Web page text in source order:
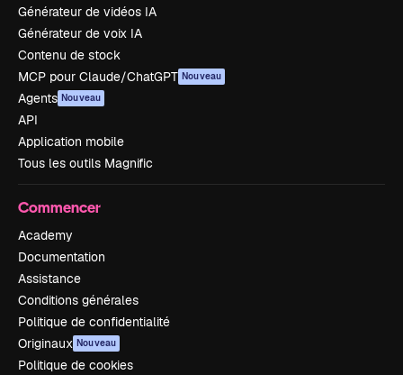
Générateur de vidéos IA
Générateur de voix IA
Contenu de stock
MCP pour Claude/ChatGPT Nouveau
Agents Nouveau
API
Application mobile
Tous les outils Magnific
Commencer
Academy
Documentation
Assistance
Conditions générales
Politique de confidentialité
Originaux Nouveau
Politique de cookies